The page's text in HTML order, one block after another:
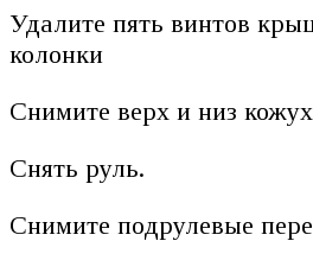
Удалите пять винтов
колонки
Снимите верх и низ
Снять руль.
Снимите подрулевые